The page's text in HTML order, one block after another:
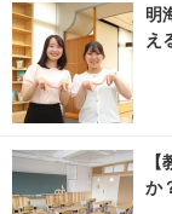
明
え
か